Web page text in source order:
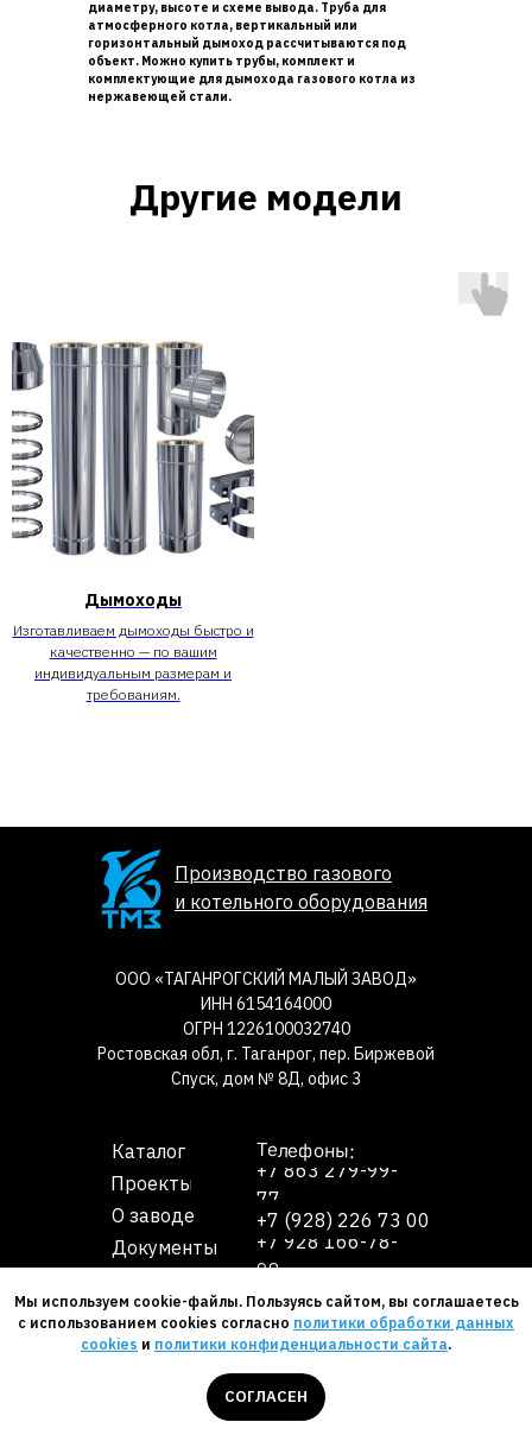
Мы используем cookie-файлы. Пользуясь сайтом, вы соглашаетесь
с использованием cookies согласно политики обработки данных
cookies и политики конфиденциальности сайта.
СОГЛАСЕН
диаметру, высоте и схеме вывода. Труба для
атмосферного котла, вертикальный или
горизонтальный дымоход рассчитываются под
объект. Можно купить трубы, комплект и
комплектующие для дымохода газового котла из
нержавеющей стали.
Другие модели
Дымоходы
Изготавливаем дымоходы быстро и
качественно — по вашим
индивидуальным размерам и
требованиям.
ООО «ТАГАНРОГСКИЙ МАЛЫЙ ЗАВОД»
ИНН 6154164000
ОГРН 1226100032740
Ростовская обл, г. Таганрог, пер. Биржевой
Спуск, дом № 8Д, офис 3
Производство газового
и котельного оборудования
2026 Все права защищены ООО ТМЗ
Политика конфиденциальности
Политика cookies files
Создание сайтов Mapbiz Group
Каталог
Проекты
О заводе
Документы
+7 (928) 226 73 00
+7 863 279-99-
77
+7 928 166-78-
98
Телефоны: